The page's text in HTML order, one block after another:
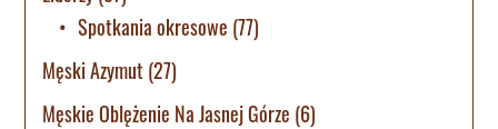
Spotkania okresowe (77)
Męski Azymut (27)
Męskie Oblężenie Na Jasnej Górze (6)